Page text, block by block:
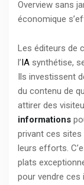
Overview sans
économique
Les éditeurs de
l’ IA synthétise,
Ils investissent
du contenu de
attirer des
informations
privant ces
leurs efforts.
plats
pour vendre ces